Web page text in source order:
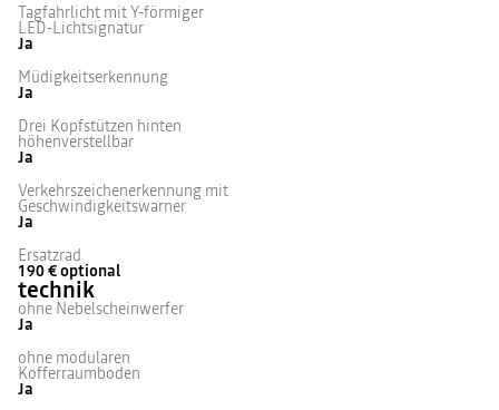
Tagfahrlicht mit Y-förmiger
LED-Lichtsignatur
Ja
Müdigkeitserkennung
Ja
Drei Kopfstützen hinten
höhenverstellbar
Ja
Verkehrszeichenerkennung mit
Geschwindigkeitswarner
Ja
Ersatzrad
190 €optional
technik
ohne Nebelscheinwerfer
Ja
ohne modularen
Kofferraumboden
Ja